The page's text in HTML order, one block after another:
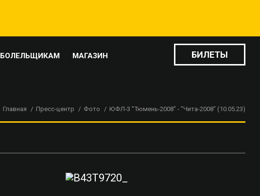
БОЛЕЛЬЩИКАМ МАГАЗИН БИЛЕТЫ
Главная Пресс-центр Фото ЮФЛ-3 "Тюмень-2008" - "Чита-2008" (10.05.23)